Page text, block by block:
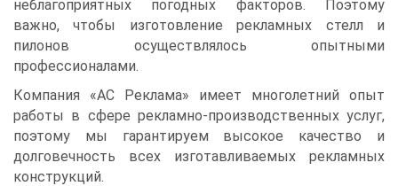
неблагоприятных погодных факторов. Поэтому
важно, чтобы изготовление рекламных стелл и
пилонов осуществлялось опытными
профессионалами.
Компания «АС Реклама» имеет многолетний опыт
работы в сфере рекламно-производственных услуг,
поэтому мы гарантируем высокое качество и
долговечность всех изготавливаемых рекламных
конструкций.